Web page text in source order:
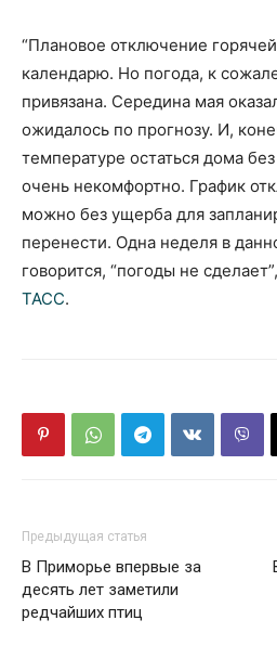
“Плановое отключение
календарю. Но погода, к
привязана. Середина мая
ожидалось по прогнозу. И,
температуре остаться дома
очень некомфортно. График
можно без ущерба для
перенести. Одна неделя в
говорится, “погоды не
ТАСС.
Предыдущая статья
В Приморье впервые за
десять лет заметили
редчайших птиц